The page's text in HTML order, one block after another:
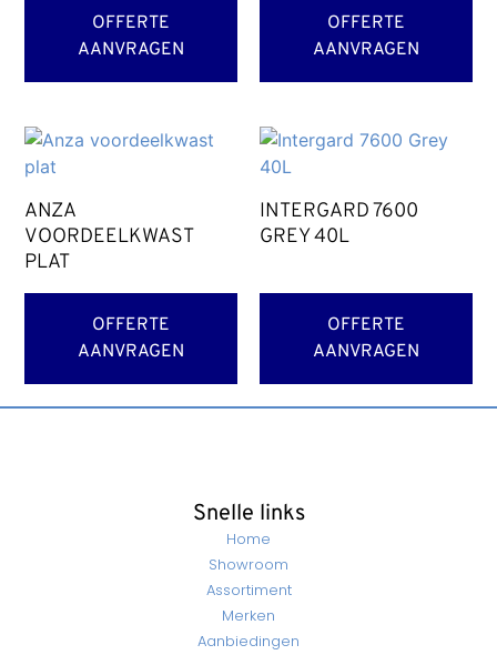
OFFERTE
AANVRAGEN
OFFERTE
AANVRAGEN
ANZA
VOORDEELKWAST
PLAT
OFFERTE
AANVRAGEN
INTERGARD 7600
GREY 40L
OFFERTE
AANVRAGEN
Snelle links
Home
Showroom
Assortiment
Merken
Aanbiedingen